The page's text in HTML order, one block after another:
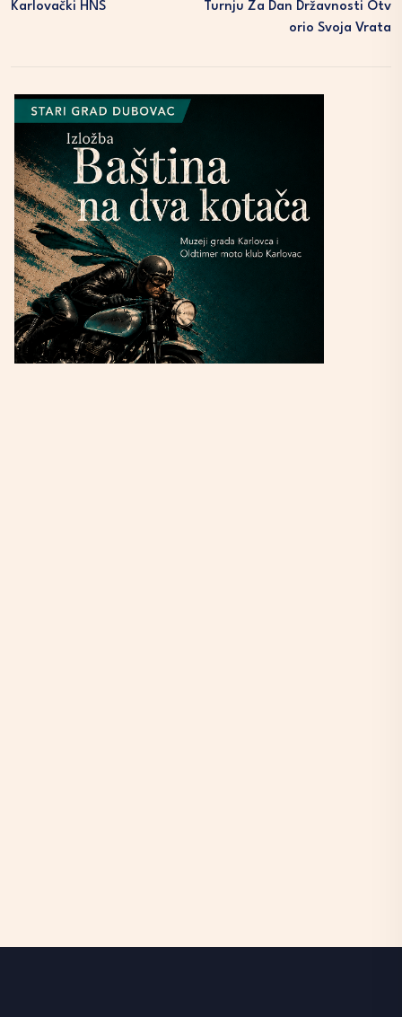
Karlovački HNS
Turnju Za Dan Državnosti Otv
Orio Svoja Vrata